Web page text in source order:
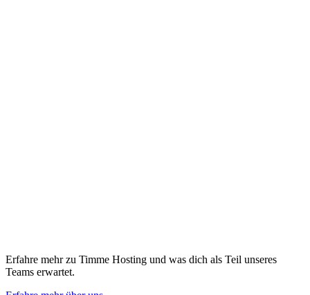
Erfahre mehr zu Timme Hosting und was dich als Teil unseres
Teams erwartet.